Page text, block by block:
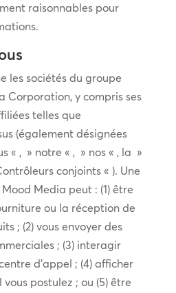
raisonnables pour
les sociétés du groupe
Corporation, y compris ses
telles que
(également désignées
« , » notre « , » nos « , la »
conjoints « ). Une
Media peut : (1) être
ou la réception de
; (2) vous envoyer des
; (3) interagir
d’appel ; (4) afficher
postulez ; ou (5) être